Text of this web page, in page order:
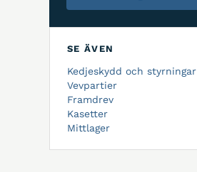
SE ÄVEN
Kedjeskydd och styrningar
Vevpartier
Framdrev
Kasetter
Mittlager